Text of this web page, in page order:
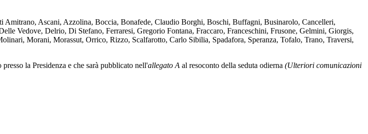
Amitrano, Ascani, Azzolina, Boccia, Bonafede, Claudio Borghi, Boschi, Buffagni, Businarolo, Cancelleri,
Vedove, Delrio, Di Stefano, Ferraresi, Gregorio Fontana, Fraccaro, Franceschini, Frusone, Gelmini, Giorgis,
Morani, Morassut, Orrico, Rizzo, Scalfarotto, Carlo Sibilia, Spadafora, Speranza, Tofalo, Trano, Traversi,
la Presidenza e che sarà pubblicato nell'allegato A al resoconto della seduta odierna (Ulteriori comunicazioni